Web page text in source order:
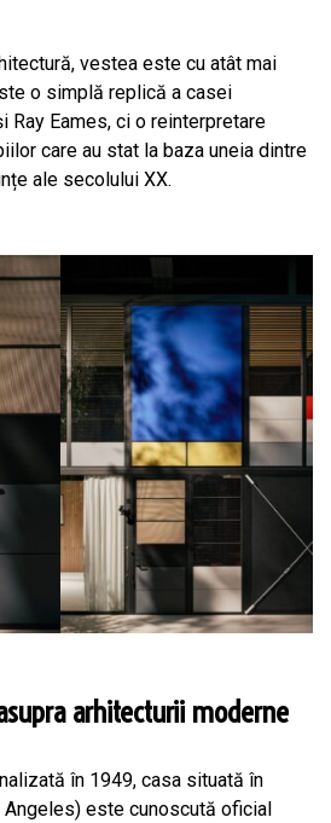
vestea este cu atât mai
o simplă replică a casei
Ray Eames, ci o reinterpretare
care au stat la baza uneia dintre
ale secolului XX.
arhitecturii moderne
în 1949, casa situată în
este cunoscută oficial